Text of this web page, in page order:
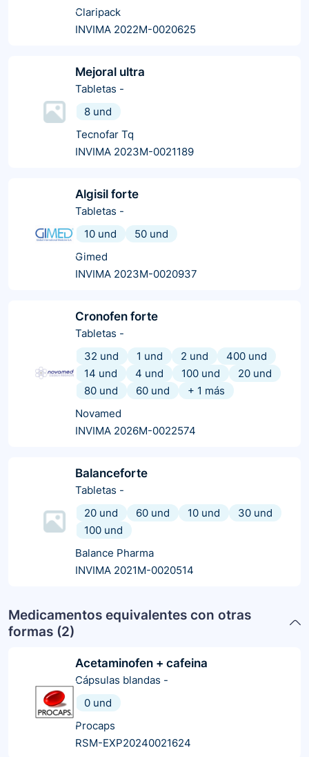
Claripack
INVIMA 2022M-0020625
Mejoral ultra
Tabletas -
8 und
Tecnofar Tq
INVIMA 2023M-0021189
Algisil forte
Tabletas -
10 und
50 und
Gimed
INVIMA 2023M-0020937
Cronofen forte
Tabletas -
32 und
1 und 2 und
400 und
14 und
4 und 100 und
20 und
80 und
60 und + 1 más
Novamed
INVIMA 2026M-0022574
Balanceforte
Tabletas -
20 und
60 und 10 und
30 und
100 und
Balance Pharma
INVIMA 2021M-0020514
Medicamentos equivalentes con otras
formas (2)
Acetaminofen + cafeina
Cápsulas blandas -
0 und
Procaps
RSM-EXP20240021624